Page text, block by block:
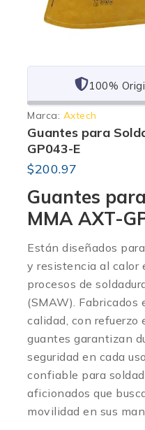
101%
Marca: Axtech
Guantes para
GP043-E
$200.97
Guantes
MMA AXT-
Están diseñados
y resistencia al calor
procesos de
(SMAW). Fabricados
calidad, con refuerzo
guantes garantizan
seguridad en cada
confiable para
aficionados que
movilidad en sus